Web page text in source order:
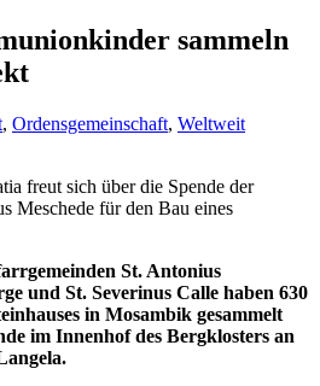
sammeln
, Ordensgemeinschaft, Weltweit
freut sich über die Spende der
Meschede für den Bau eines
St. Antonius
und St. Severinus Calle haben 630
in Mosambik gesammelt
im Innenhof des Bergklosters an